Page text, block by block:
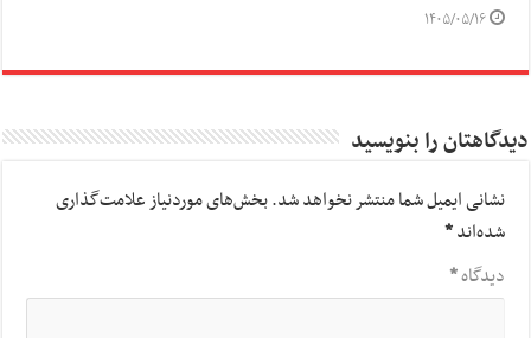
۱۴۰۵/۰۵/۱۶
دیدگاهتان را بنویسید
نشانی ایمیل شما منتشر نخواهد شد.بخش‌های موردنیاز علامت‌گذاری
شده‌اند*
دیدگاه*